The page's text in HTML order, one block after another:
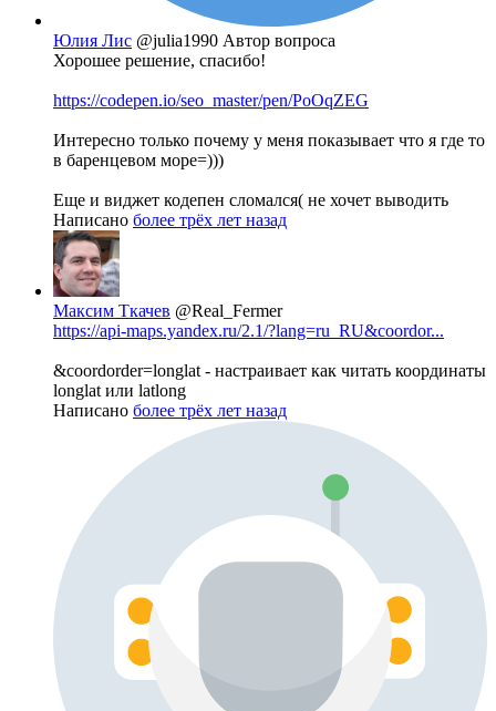
Юлия Лис @julia1990 Автор вопроса
Хорошее решение, спасибо!
https://codepen.io/seo_master/pen/PoOqZEG
Интересно только почему у меня показывает что я где то
в баренцевом море=)))
Еще и виджет кодепен сломался( не хочет выводить
Написано более трёх лет назад
Максим Ткачев @Real_Fermer
https://api-maps.yandex.ru/2.1/?lang=ru_RU&coordor...
&coordorder=longlat - настраивает как читать координаты
longlat или latlong
Написано более трёх лет назад